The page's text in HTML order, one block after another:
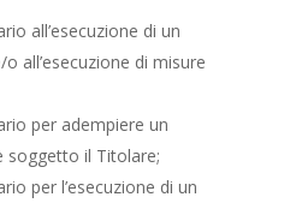
all’esecuzione di un
all’esecuzione di misure
per adempiere un
soggetto il Titolare;
per l’esecuzione di un